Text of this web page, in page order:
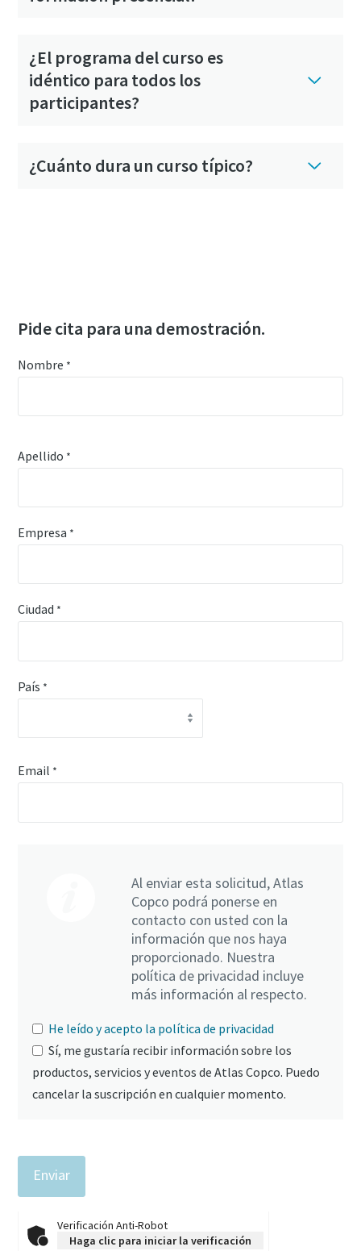
¿El programa del curso es
idéntico para todos los
participantes?
¿Cuánto dura un curso típico?
Pide cita para una demostración.
Nombre *
Apellido *
Empresa *
Ciudad *
País *
Email *
Al enviar esta solicitud, Atlas
Copco podrá ponerse en
contacto con usted con la
información que nos haya
proporcionado. Nuestra
política de privacidad incluye
más información al respecto.
He leído y acepto la política de privacidad
Sí, me gustaría recibir información sobre los
productos, servicios y eventos de Atlas Copco. Puedo
cancelar la suscripción en cualquier momento.
Verificación Anti-Robot
Haga clic para iniciar la verificación